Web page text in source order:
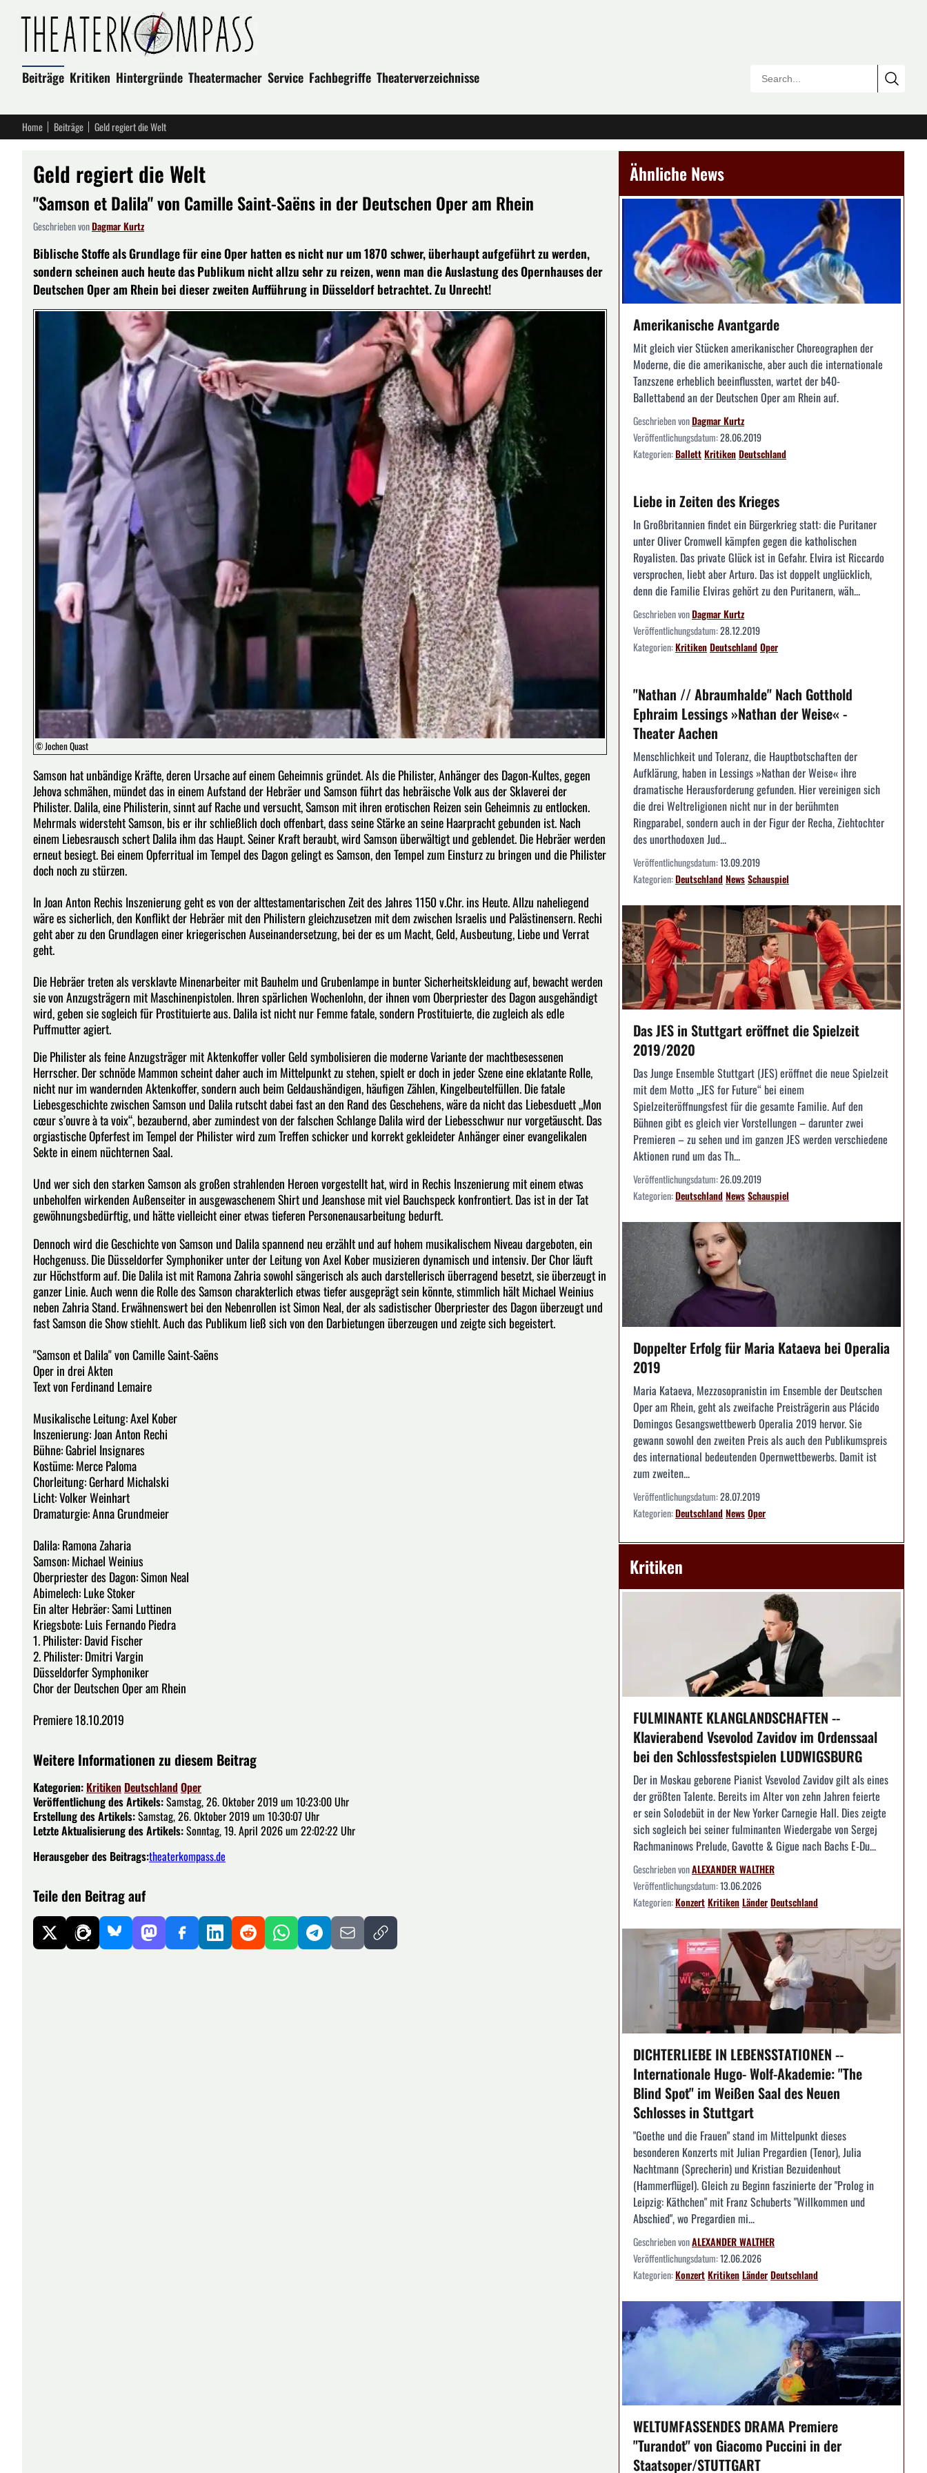
Beiträge Kritiken Hintergründe Theatermacher Service Fachbegriffe Theaterverzeichnisse
Home Beiträge Geld regiert die Welt
Geld regiert die Welt
"Samson et Dalila" von Camille Saint-Saëns in der Deutschen Oper am Rhein
Geschrieben vonDagmar Kurtz
Biblische Stoffe als Grundlage für eine Oper hatten es nicht nur um 1870 schwer, überhaupt aufgeführt zu werden,
sondern scheinen auch heute das Publikum nicht allzu sehr zu reizen, wenn man die Auslastung des Opernhauses der
Deutschen Oper am Rhein bei dieser zweiten Aufführung in Düsseldorf betrachtet. Zu Unrecht!
© Jochen Quast
Samson hat unbändige Kräfte, deren Ursache auf einem Geheimnis gründet. Als die Philister, Anhänger des Dagon-Kultes, gegen
Jehova schmähen, mündet das in einem Aufstand der Hebräer und Samson führt das hebräische Volk aus der Sklaverei der
Philister. Dalila, eine Philisterin, sinnt auf Rache und versucht, Samson mit ihren erotischen Reizen sein Geheimnis zu entlocken.
Mehrmals widersteht Samson, bis er ihr schließlich doch offenbart, dass seine Stärke an seine Haarpracht gebunden ist. Nach
einem Liebesrausch schert Dalila ihm das Haupt. Seiner Kraft beraubt, wird Samson überwältigt und geblendet. Die Hebräer werden
erneut besiegt. Bei einem Opferritual im Tempel des Dagon gelingt es Samson, den Tempel zum Einsturz zu bringen und die Philister
doch noch zu stürzen.
In Joan Anton Rechis Inszenierung geht es von der alttestamentarischen Zeit des Jahres 1150 v.Chr. ins Heute. Allzu naheliegend
wäre es sicherlich, den Konflikt der Hebräer mit den Philistern gleichzusetzen mit dem zwischen Israelis und Palästinensern. Rechi
geht aber zu den Grundlagen einer kriegerischen Auseinandersetzung, bei der es um Macht, Geld, Ausbeutung, Liebe und Verrat
geht.
Die Hebräer treten als versklavte Minenarbeiter mit Bauhelm und Grubenlampe in bunter Sicherheitskleidung auf, bewacht werden
sie von Anzugsträgern mit Maschinenpistolen. Ihren spärlichen Wochenlohn, der ihnen vom Oberpriester des Dagon ausgehändigt
wird, geben sie sogleich für Prostituierte aus. Dalila ist nicht nur Femme fatale, sondern Prostituierte, die zugleich als edle
Puffmutter agiert.
Die Philister als feine Anzugsträger mit Aktenkoffer voller Geld symbolisieren die moderne Variante der machtbesessenen
Herrscher. Der schnöde Mammon scheint daher auch im Mittelpunkt zu stehen, spielt er doch in jeder Szene eine eklatante Rolle,
nicht nur im wandernden Aktenkoffer, sondern auch beim Geldaushändigen, häufigen Zählen, Kingelbeutelfüllen. Die fatale
Liebesgeschichte zwischen Samson und Dalila rutscht dabei fast an den Rand des Geschehens, wäre da nicht das Liebesduett „Mon
cœur s’ouvre à ta voix“, bezaubernd, aber zumindest von der falschen Schlange Dalila wird der Liebesschwur nur vorgetäuscht. Das
orgiastische Opferfest im Tempel der Philister wird zum Treffen schicker und korrekt gekleideter Anhänger einer evangelikalen
Sekte in einem nüchternen Saal.
Und wer sich den starken Samson als großen strahlenden Heroen vorgestellt hat, wird in Rechis Inszenierung mit einem etwas
unbeholfen wirkenden Außenseiter in ausgewaschenem Shirt und Jeanshose mit viel Bauchspeck konfrontiert. Das ist in der Tat
gewöhnungsbedürftig, und hätte vielleicht einer etwas tieferen Personenausarbeitung bedurft.
Dennoch wird die Geschichte von Samson und Dalila spannend neu erzählt und auf hohem musikalischem Niveau dargeboten, ein
Hochgenuss. Die Düsseldorfer Symphoniker unter der Leitung von Axel Kober musizieren dynamisch und intensiv. Der Chor läuft
zur Höchstform auf. Die Dalila ist mit Ramona Zahria sowohl sängerisch als auch darstellerisch überragend besetzt, sie überzeugt in
ganzer Linie. Auch wenn die Rolle des Samson charakterlich etwas tiefer ausgeprägt sein könnte, stimmlich hält Michael Weinius
neben Zahria Stand. Erwähnenswert bei den Nebenrollen ist Simon Neal, der als sadistischer Oberpriester des Dagon überzeugt und
fast Samson die Show stiehlt. Auch das Publikum ließ sich von den Darbietungen überzeugen und zeigte sich begeistert.
"Samson et Dalila" von Camille Saint-Saëns
Oper in drei Akten
Text von Ferdinand Lemaire
Musikalische Leitung: Axel Kober
Inszenierung: Joan Anton Rechi
Bühne: Gabriel Insignares
Kostüme: Merce Paloma
Chorleitung: Gerhard Michalski
Licht: Volker Weinhart
Dramaturgie: Anna Grundmeier
Dalila: Ramona Zaharia
Samson: Michael Weinius
Oberpriester des Dagon: Simon Neal
Abimelech: Luke Stoker
Ein alter Hebräer: Sami Luttinen
Kriegsbote: Luis Fernando Piedra
1. Philister: David Fischer
2. Philister: Dmitri Vargin
Düsseldorfer Symphoniker
Chor der Deutschen Oper am Rhein
Premiere 18.10.2019
Weitere Informationen zu diesem Beitrag
Kategorien: Kritiken Deutschland Oper
Veröffentlichung des Artikels:Samstag, 26. Oktober 2019 um 10:23:00 Uhr
Erstellung des Artikels:Samstag, 26. Oktober 2019 um 10:30:07 Uhr
Letzte Aktualisierung des Artikels:Sonntag, 19. April 2026 um 22:02:22 Uhr
Herausgeber des Beitrags:theaterkompass.de
Teile den Beitrag auf
Ähnliche News
Amerikanische Avantgarde
Mit gleich vier Stücken amerikanischer Choreographen der
Moderne, die die amerikanische, aber auch die internationale
Tanzszene erheblich beeinflussten, wartet der b40-
Ballettabend an der Deutschen Oper am Rhein auf.
Geschrieben vonDagmar Kurtz
Veröffentlichungsdatum:28.06.2019
Kategorien:BallettKritikenDeutschland
Liebe in Zeiten des Krieges
In Großbritannien findet ein Bürgerkrieg statt: die Puritaner
unter Oliver Cromwell kämpfen gegen die katholischen
Royalisten. Das private Glück ist in Gefahr. Elvira ist Riccardo
versprochen, liebt aber Arturo. Das ist doppelt unglücklich,
denn die Familie Elviras gehört zu den Puritanern, wäh...
Geschrieben vonDagmar Kurtz
Veröffentlichungsdatum:28.12.2019
Kategorien:KritikenDeutschlandOper
"Nathan // Abraumhalde" Nach Gotthold
Ephraim Lessings »Nathan der Weise« -
Theater Aachen
Menschlichkeit und Toleranz, die Hauptbotschaften der
Aufklärung, haben in Lessings »Nathan der Weise« ihre
dramatische Herausforderung gefunden. Hier vereinigen sich
die drei Weltreligionen nicht nur in der berühmten
Ringparabel, sondern auch in der Figur der Recha, Ziehtochter
des unorthodoxen Jud...
Veröffentlichungsdatum:13.09.2019
Kategorien:DeutschlandNewsSchauspiel
Das JES in Stuttgart eröffnet die Spielzeit
2019/2020
Das Junge Ensemble Stuttgart (JES) eröffnet die neue Spielzeit
mit dem Motto „JES for Future“ bei einem
Spielzeiteröffnungsfest für die gesamte Familie. Auf den
Bühnen gibt es gleich vier Vorstellungen – darunter zwei
Premieren – zu sehen und im ganzen JES werden verschiedene
Aktionen rund um das Th...
Veröffentlichungsdatum:26.09.2019
Kategorien:DeutschlandNewsSchauspiel
Doppelter Erfolg für Maria Kataeva bei Operalia
2019
Maria Kataeva, Mezzosopranistin im Ensemble der Deutschen
Oper am Rhein, geht als zweifache Preisträgerin aus Plácido
Domingos Gesangswettbewerb Operalia 2019 hervor. Sie
gewann sowohl den zweiten Preis als auch den Publikumspreis
des international bedeutenden Opernwettbewerbs. Damit ist
zum zweiten...
Veröffentlichungsdatum:28.07.2019
Kategorien:DeutschlandNewsOper
Kritiken
FULMINANTE KLANGLANDSCHAFTEN --
Klavierabend Vsevolod Zavidov im Ordenssaal
bei den Schlossfestspielen LUDWIGSBURG
Der in Moskau geborene Pianist Vsevolod Zavidov gilt als eines
der größten Talente. Bereits im Alter von zehn Jahren feierte
er sein Solodebüt in der New Yorker Carnegie Hall. Dies zeigte
sich sogleich bei seiner fulminanten Wiedergabe von Sergej
Rachmaninows Prelude, Gavotte & Gigue nach Bachs E-Du...
Geschrieben vonALEXANDER WALTHER
Veröffentlichungsdatum:13.06.2026
Kategorien:KonzertKritikenLänderDeutschland
DICHTERLIEBE IN LEBENSSTATIONEN --
Internationale Hugo- Wolf-Akademie: "The
Blind Spot" im Weißen Saal des Neuen
Schlosses in Stuttgart
"Goethe und die Frauen" stand im Mittelpunkt dieses
besonderen Konzerts mit Julian Pregardien (Tenor), Julia
Nachtmann (Sprecherin) und Kristian Bezuidenhout
(Hammerflügel). Gleich zu Beginn faszinierte der "Prolog in
Leipzig: Käthchen" mit Franz Schuberts "Willkommen und
Abschied", wo Pregardien mi...
Geschrieben vonALEXANDER WALTHER
Veröffentlichungsdatum:12.06.2026
Kategorien:KonzertKritikenLänderDeutschland
WELTUMFASSENDES DRAMA Premiere
"Turandot" von Giacomo Puccini in der
Staatsoper/STUTTGART